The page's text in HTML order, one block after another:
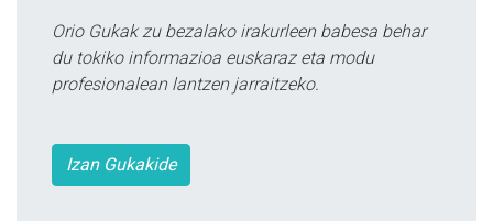
Orio Gukak zu bezalako irakurleen babesa behar
du tokiko informazioa euskaraz eta modu
profesionalean lantzen jarraitzeko.
Izan Gukakide